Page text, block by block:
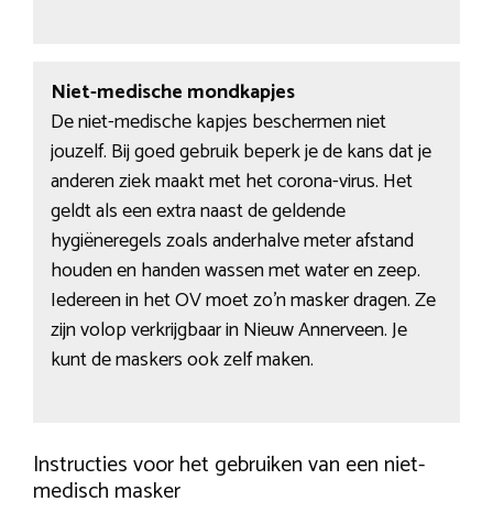
Niet-medische mondkapjes
De niet-medische kapjes beschermen niet
jouzelf. Bij goed gebruik beperk je de kans dat je
anderen ziek maakt met het corona-virus. Het
geldt als een extra naast de geldende
hygiëneregels zoals anderhalve meter afstand
houden en handen wassen met water en zeep.
Iedereen in het OV moet zo’n masker dragen. Ze
zijn volop verkrijgbaar in Nieuw Annerveen. Je
kunt de maskers ook zelf maken.
Instructies voor het gebruiken van een niet-
medisch masker